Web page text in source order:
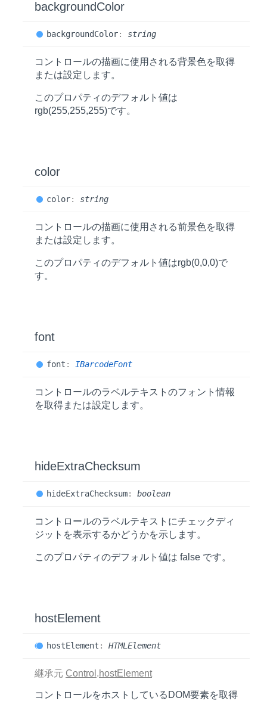
backgroundColor
backgroundColor: string
コントロールの描画に使用される背景色を取得
または設定します。
このプロパティのデフォルト値は
rgb(255,255,255)です。
color
color: string
コントロールの描画に使用される前景色を取得
または設定します。
このプロパティのデフォルト値はrgb(0,0,0)で
す。
font
font : IBarcodeFont
コントロールのラベルテキストのフォント情報
を取得または設定します。
hideExtraChecksum
hideExtraChecksum: boolean
コントロールのラベルテキストにチェックディ
ジットを表示するかどうかを示します。
このプロパティのデフォルト値は false です。
hostElement
hostElement : HTMLElement
継承元 Control .hostElement
コントロールをホストしているDOM要素を取得